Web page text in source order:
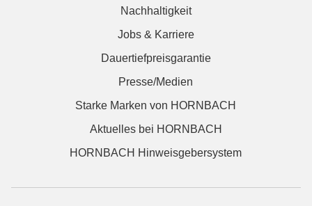
Nachhaltigkeit
Jobs & Karriere
Dauertiefpreisgarantie
Presse/Medien
Starke Marken von HORNBACH
Aktuelles bei HORNBACH
HORNBACH Hinweisgebersystem